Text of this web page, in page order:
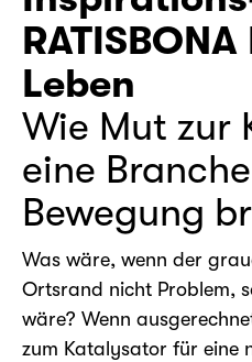
Leben
Wie Mut zur
eine
Bewegung
Was wäre, wenn der
Ortsrand nicht Problem,
wäre? Wenn
zum Katalysator für eine